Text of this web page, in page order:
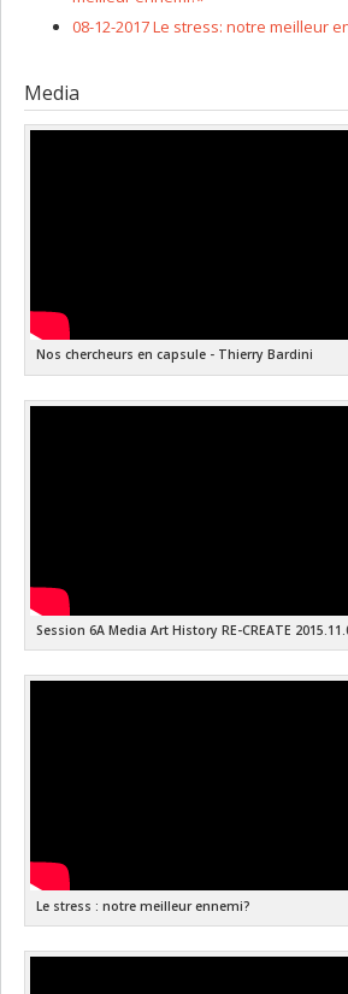
08-12-2017 Le stress: notre meilleur
Media
Nos chercheurs en capsule - Thierry Bardini
Session 6A Media Art History RE-CREATE
Le stress : notre meilleur ennemi?